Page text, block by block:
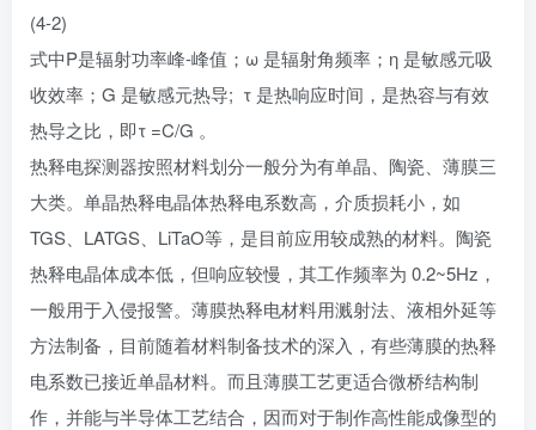
(4-2)
式中P是辐射功率峰-峰值；ω 是辐射角频率；η 是敏感元吸
收效率；G 是敏感元热导; τ 是热响应时间，是热容与有效
热导之比，即τ =C/G 。
热释电探测器按照材料划分一般分为有单晶、陶瓷、薄膜三
大类。单晶热释电晶体热释电系数高，介质损耗小，如
TGS、LATGS、LiTaO等，是目前应用较成熟的材料。陶瓷
热释电晶体成本低，但响应较慢，其工作频率为 0.2~5Hz，
一般用于入侵报警。薄膜热释电材料用溅射法、液相外延等
方法制备，目前随着材料制备技术的深入，有些薄膜的热释
电系数已接近单晶材料。而且薄膜工艺更适合微桥结构制
作，并能与半导体工艺结合，因而对于制作高性能成像型的